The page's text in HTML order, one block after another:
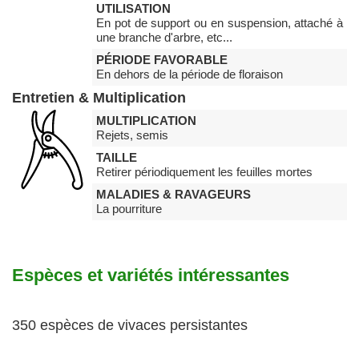
UTILISATION
En pot de support ou en suspension, attaché à
une branche d'arbre, etc...
PÉRIODE FAVORABLE
En dehors de la période de floraison
Entretien & Multiplication
MULTIPLICATION
Rejets, semis
TAILLE
Retirer périodiquement les feuilles mortes
MALADIES & RAVAGEURS
La pourriture
Espèces et variétés intéressantes
350 espèces de vivaces persistantes